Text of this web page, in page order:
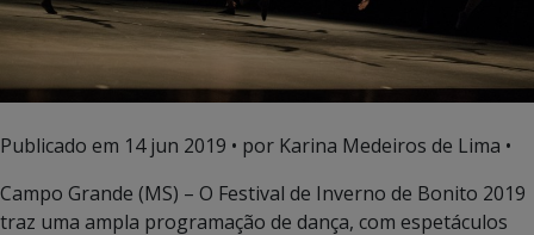
Publicado em 14 jun 2019 • por Karina Medeiros de Lima •
Campo Grande (MS) – O Festival de Inverno de Bonito 2019
traz uma ampla programação de dança, com espetáculos